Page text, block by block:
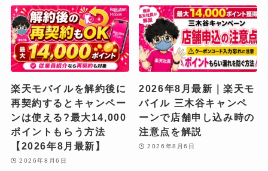
楽天モバイルを解約後に
再契約するとキャンペー
ンは使える?最大14,000
ポイントもらう方法
【2026年8月最新】
2026年8月6日
2026年8月最新｜楽天モ
バイル 三木谷キャンペ
ーンで店舗申し込み時の
注意点を解説
2026年8月6日